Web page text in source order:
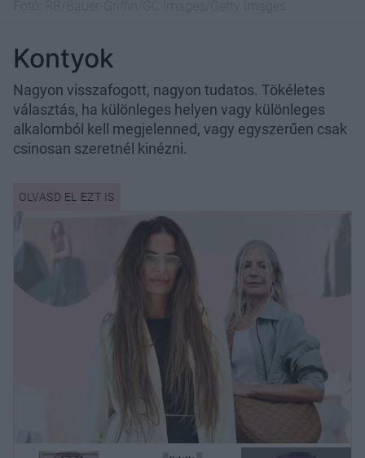
Kontyok
Nagyon visszafogott, nagyon tudatos. Tökéletes
választás, ha különleges helyen vagy különleges
alkalomból kell megjelenned, vagy egyszerűen csak
csinosan szeretnél kinézni.